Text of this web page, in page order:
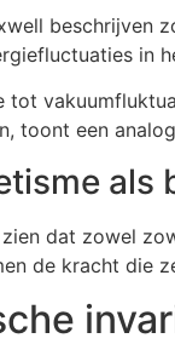
beschrijven
in
tot
toont een
als
zien dat zowel
de kracht die